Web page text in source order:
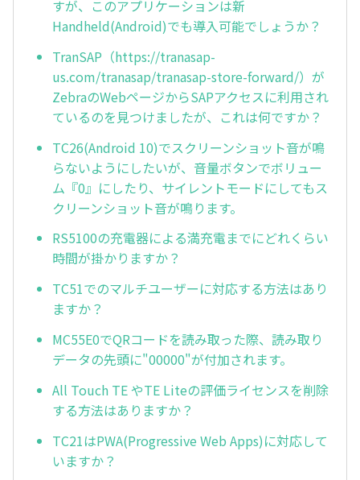
すが、このアプリケーションは新
Handheld(Android)でも導入可能でしょうか？
TranSAP（https://tranasap-
us.com/tranasap/tranasap-store-forward/）が
ZebraのWebページからSAPアクセスに利用され
ているのを見つけましたが、これは何ですか？
TC26(Android 10)でスクリーンショット音が鳴
らないようにしたいが、音量ボタンでボリュー
ム『0』にしたり、サイレントモードにしてもス
クリーンショット音が鳴ります。
RS5100の充電器による満充電までにどれくらい
時間が掛かりますか？
TC51でのマルチユーザーに対応する方法はあり
ますか？
MC55E0でQRコードを読み取った際、読み取り
データの先頭に"00000"が付加されます。
All Touch TE やTE Liteの評価ライセンスを削除
する方法はありますか？
TC21はPWA(Progressive Web Apps)に対応して
いますか？